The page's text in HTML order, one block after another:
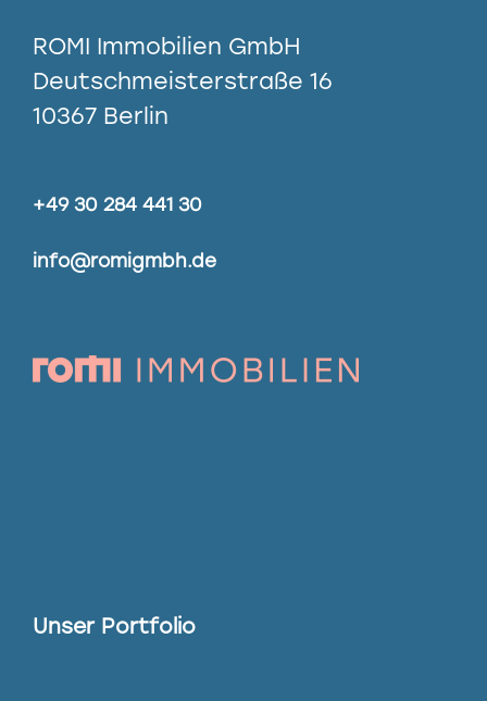
ROMI Immobilien GmbH
Deutschmeisterstraße 16
10367 Berlin
+49 30 284 441 30
info@romigmbh.de
Unser Portfolio